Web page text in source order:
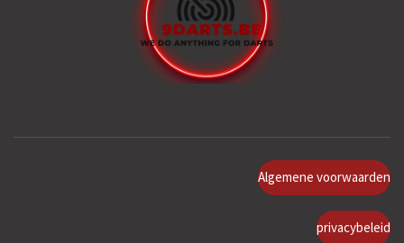
Algemene voorwaarden
privacybeleid